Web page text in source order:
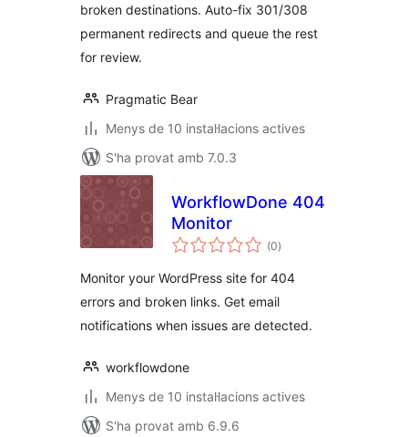
broken destinations. Auto-fix 301/308
permanent redirects and queue the rest
for review.
Pragmatic Bear
Menys de 10 instal·lacions actives
S'ha provat amb 7.0.3
WorkflowDone 404
Monitor
(0puntuacions
totals
)
Monitor your WordPress site for 404
errors and broken links. Get email
notifications when issues are detected.
workflowdone
Menys de 10 instal·lacions actives
S'ha provat amb 6.9.6